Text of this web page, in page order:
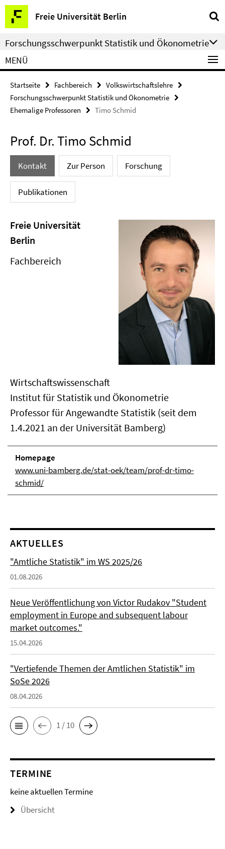
Springe
direkt
zu
Inhalt
Freie Universität Berlin
Service-
Navigation
Forschungsschwerpunkt Statistik und Ökonometrie
MENÜ
Startseite Fachbereich
Volkswirtschaftslehre
Forschungsschwerpunkt Statistik und Ökonometrie
Ehemalige Professoren
Timo Schmid
Prof. Dr. Timo Schmid
Kontakt Zur Person Forschung
Publikationen
Freie Universität
Berlin
Fachbereich
Wirtschaftswissenschaft
Institut für Statistik und Ökonometrie
Professor für Angewandte Statistik (seit dem
1.4.2021 an der Universität Bamberg)
Homepage
www.uni-bamberg.de/stat-oek/team/prof-dr-timo-
schmid/
AKTUELLES
"Amtliche Statistik" im WS 2025/26
01.08.2026
Neue Veröffentlichung von Victor Rudakov "Student
employment in Europe and subsequent labour
market outcomes."
15.04.2026
"Vertiefende Themen der Amtlichen Statistik" im
SoSe 2026
08.04.2026
1 / 10
TERMINE
keine aktuellen Termine
Übersicht